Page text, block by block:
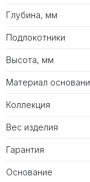
Глубина, мм
Подлокотники
Высота, мм
Материал
Коллекция
Вес изделия
Гарантия
Основание